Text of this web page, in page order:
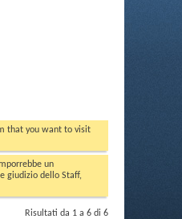
that you want to visit
un
giudizio dello Staff,
Risultati da 1 a 6 di 6